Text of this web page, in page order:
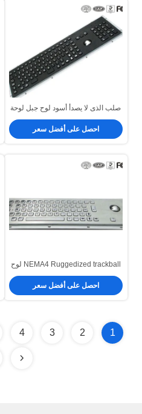
صلب الذى لا يصدأ أسود لوح جبل لوحة
مفاتيح مع زرّ_أزرار
الوظائف_الوظائفة_الوظائفات_الوظائف
و trackball بصريّ
احصل على أفضل سعر
NEMA4 Ruggedized trackball لوح
جبل لوحة مفاتيح مع 64 يشبع سفر
مفتاح
احصل على أفضل سعر
1
2
3
4